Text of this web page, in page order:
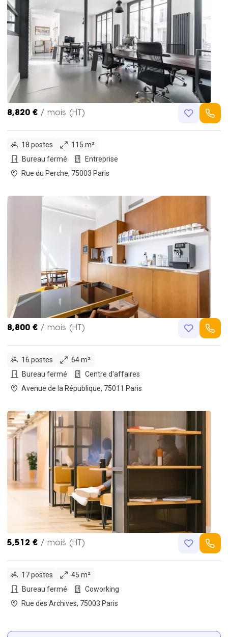
8,820 € / mois (HT)
18 postes
115 m²
Bureau fermé
Entreprise
Rue du Perche, 75003 Paris
8,800 € / mois (HT)
16 postes
64 m²
Bureau fermé
Centre d'affaires
Avenue de la République, 75011 Paris
5,512 € / mois (HT)
17 postes
45 m²
Bureau fermé
Coworking
Rue des Archives, 75003 Paris